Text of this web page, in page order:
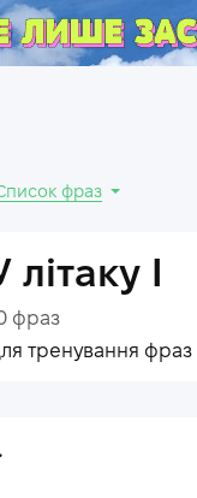
фраз
літаку I
фраз
тренування фраз